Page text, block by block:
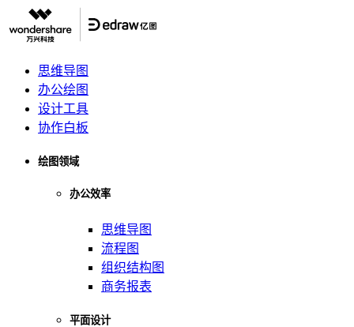
思维导图
办公绘图
设计工具
协作白板
绘图领域
办公效率
思维导图
流程图
组织结构图
商务报表
平面设计